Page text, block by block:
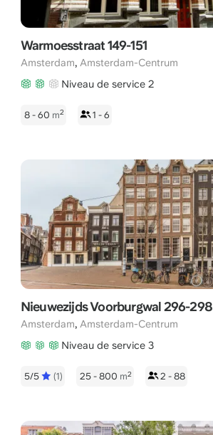
Warmoesstraat 149-151
Amsterdam, Amsterdam-Centrum
Niveau de service 2
8 - 60 m2 1 - 6
Nieuwezijds Voorburgwal 296-298
Amsterdam, Amsterdam-Centrum
Niveau de service 3
5/5 (1) 25 - 800 m2 2 - 88